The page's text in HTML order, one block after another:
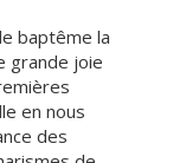
baptême la
grande joie
en nous
des